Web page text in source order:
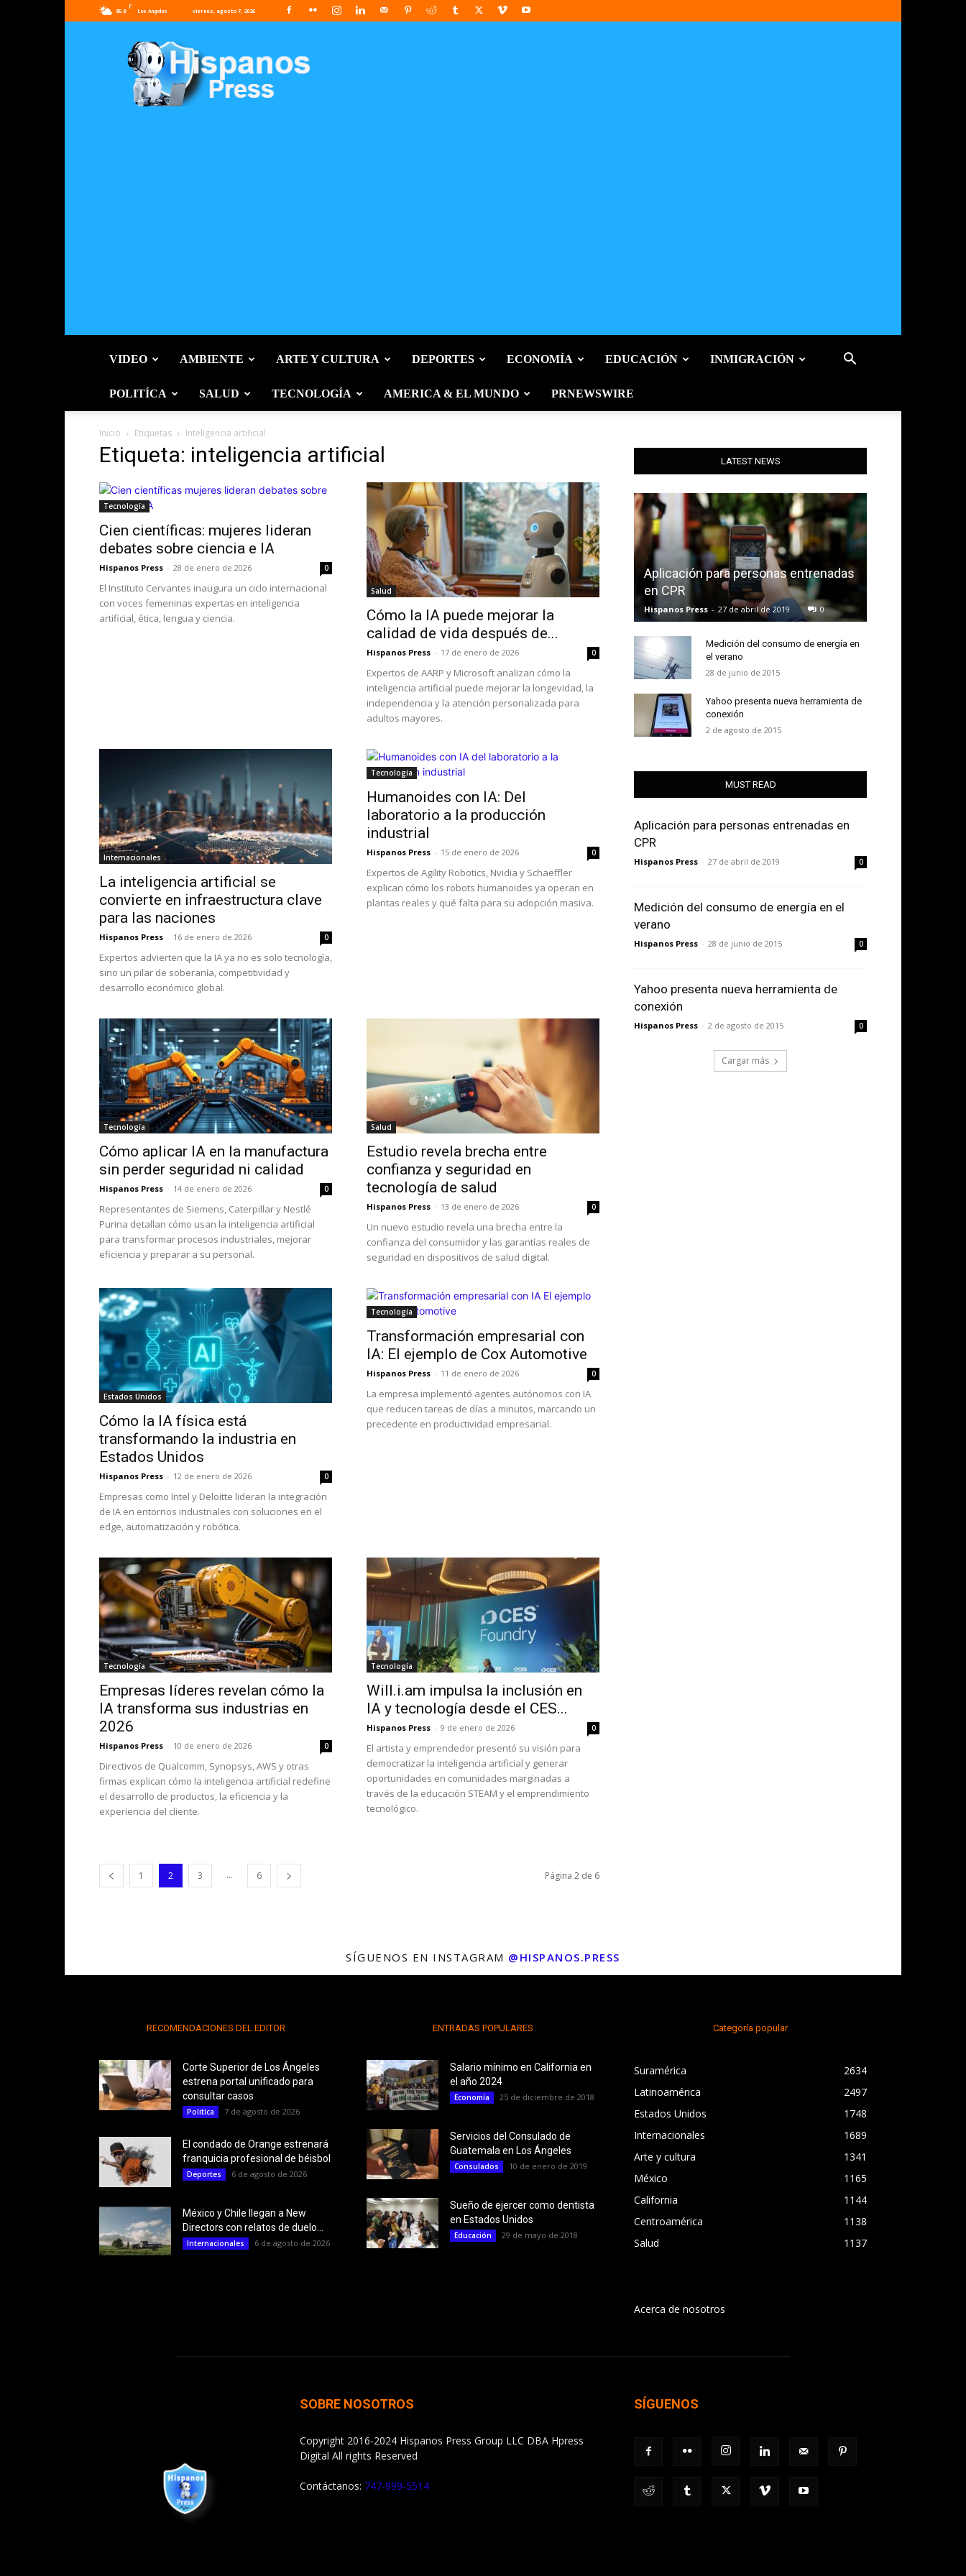
85.8
F
Los Angeles viernes, agosto 7, 2026
Press
VIDEO AMBIENTE ARTE Y CULTURA DEPORTES ECONOMÍA EDUCACIÓN INMIGRACIÓN
POLITÍCA SALUD TECNOLOGÍA AMERICA & EL MUNDO PRNEWSWIRE
Inicio Etiquetas Inteligencia artificial
Etiqueta: inteligencia artificial
Tecnología
Cien científicas: mujeres lideran
debates sobre ciencia e IA
Hispanos Press - 28 de enero de 2026 0
El Instituto Cervantes inaugura un ciclo internacional
con voces femeninas expertas en inteligencia
artificial, ética, lengua y ciencia.
Salud
Cómo la IA puede mejorar la
calidad de vida después de...
Hispanos Press - 17 de enero de 2026 0
Expertos de AARP y Microsoft analizan cómo la
inteligencia artificial puede mejorar la longevidad, la
independencia y la atención personalizada para
adultos mayores.
Internacionales
La inteligencia artificial se
convierte en infraestructura clave
para las naciones
Hispanos Press - 16 de enero de 2026 0
Expertos advierten que la IA ya no es solo tecnología,
sino un pilar de soberanía, competitividad y
desarrollo económico global.
Tecnología
Humanoides con IA: Del
laboratorio a la producción
industrial
Hispanos Press - 15 de enero de 2026 0
Expertos de Agility Robotics, Nvidia y Schaeffler
explican cómo los robots humanoides ya operan en
plantas reales y qué falta para su adopción masiva.
Tecnología
Cómo aplicar IA en la manufactura
sin perder seguridad ni calidad
Hispanos Press - 14 de enero de 2026 0
Representantes de Siemens, Caterpillar y Nestlé
Purina detallan cómo usan la inteligencia artificial
para transformar procesos industriales, mejorar
eficiencia y preparar a su personal.
Salud
Estudio revela brecha entre
confianza y seguridad en
tecnología de salud
Hispanos Press - 13 de enero de 2026 0
Un nuevo estudio revela una brecha entre la
confianza del consumidor y las garantías reales de
seguridad en dispositivos de salud digital.
Estados Unidos
Cómo la IA física está
transformando la industria en
Estados Unidos
Hispanos Press - 12 de enero de 2026 0
Empresas como Intel y Deloitte lideran la integración
de IA en entornos industriales con soluciones en el
edge, automatización y robótica.
Tecnología
Transformación empresarial con
IA: El ejemplo de Cox Automotive
Hispanos Press - 11 de enero de 2026 0
La empresa implementó agentes autónomos con IA
que reducen tareas de días a minutos, marcando un
precedente en productividad empresarial.
Tecnología
Empresas líderes revelan cómo la
IA transforma sus industrias en
2026
Hispanos Press - 10 de enero de 2026 0
Directivos de Qualcomm, Synopsys, AWS y otras
firmas explican cómo la inteligencia artificial redefine
el desarrollo de productos, la eficiencia y la
experiencia del cliente.
Tecnología
Will.i.am impulsa la inclusión en
IA y tecnología desde el CES...
Hispanos Press - 9 de enero de 2026 0
El artista y emprendedor presentó su visión para
democratizar la inteligencia artificial y generar
oportunidades en comunidades marginadas a
través de la educación STEAM y el emprendimiento
tecnológico.
1 2 3 ... 6 Página 2 de 6
LATEST NEWS
Aplicación para personas entrenadas
en CPR
Hispanos Press - 27 de abril de 2019 0
Medición del consumo de energía en
el verano
28 de junio de 2015
Yahoo presenta nueva herramienta de
conexión
2 de agosto de 2015
MUST READ
Aplicación para personas entrenadas en
CPR
Hispanos Press - 27 de abril de 2019 0
Medición del consumo de energía en el
verano
Hispanos Press - 28 de junio de 2015 0
Yahoo presenta nueva herramienta de
conexión
Hispanos Press - 2 de agosto de 2015 0
Cargar más
SÍGUENOS EN INSTAGRAM @HISPANOS.PRESS
RECOMENDACIONES DEL EDITOR
Corte Superior de Los Ángeles
estrena portal unificado para
consultar casos
Politíca 7 de agosto de 2026
El condado de Orange estrenará
franquicia profesional de béisbol
Deportes 6 de agosto de 2026
México y Chile llegan a New
Directors con relatos de duelo...
Internacionales 6 de agosto de 2026
ENTRADAS POPULARES
Salario mínimo en California en
el año 2024
Economía 25 de diciembre de 2018
Servicios del Consulado de
Guatemala en Los Ángeles
Consulados 10 de enero de 2019
Sueño de ejercer como dentista
en Estados Unidos
Educación 29 de mayo de 2018
Categoría popular
Suramérica
2634
Latinoamérica
2497
Estados Unidos
1748
Internacionales
1689
Arte y cultura
1341
México
1165
California
1144
Centroamérica
1138
Salud
1137
Acerca de nosotros
SOBRE NOSOTROS
Copyright 2016-2024 Hispanos Press Group LLC DBA Hpress
Digital All rights Reserved
Contáctanos: 747-999-5514
SÍGUENOS